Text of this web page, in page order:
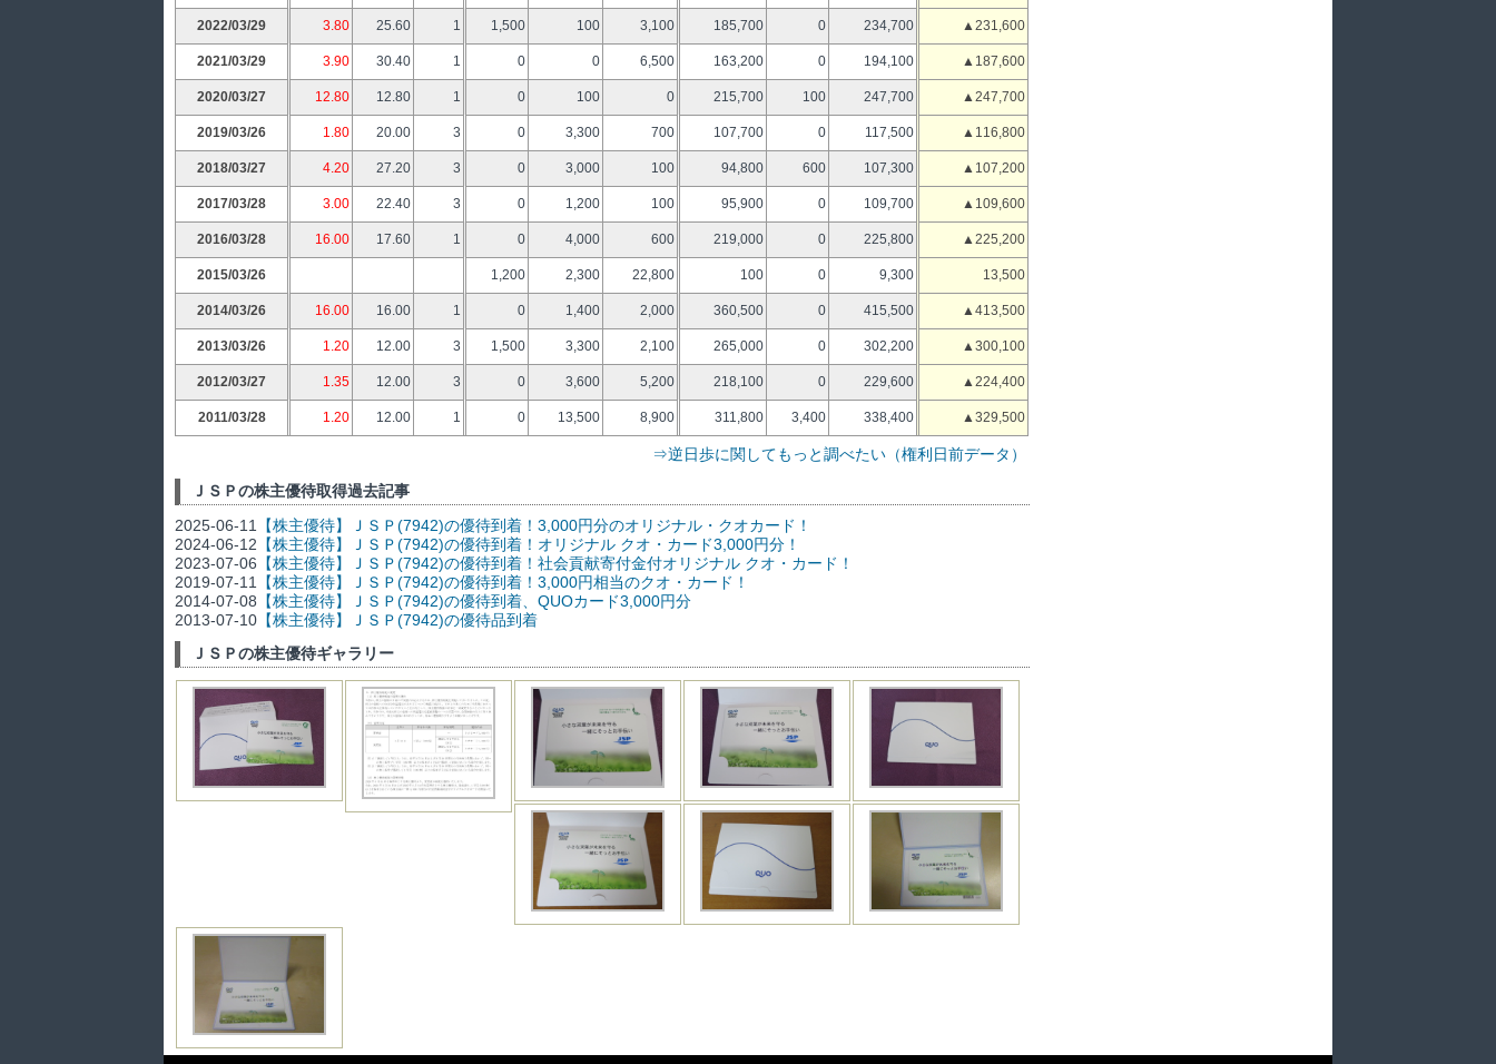
2022/03/29 3.80 25.60 1 1,500 100 3,100 185,700 0 234,700 ▲231,600
2021/03/29 3.90 30.40 1 0 0 6,500 163,200 0 194,100 ▲187,600
2020/03/27 12.80 12.80 1 0 100 0 215,700 100 247,700 ▲247,700
2019/03/26 1.80 20.00 3 0 3,300 700 107,700 0 117,500 ▲116,800
2018/03/27 4.20 27.20 3 0 3,000 100 94,800 600 107,300 ▲107,200
2017/03/28 3.00 22.40 3 0 1,200 100 95,900 0 109,700 ▲109,600
2016/03/28 16.00 17.60 1 0 4,000 600 219,000 0 225,800 ▲225,200
2015/03/26 1,200 2,300 22,800 100 0 9,300 13,500
2014/03/26 16.00 16.00 1 0 1,400 2,000 360,500 0 415,500 ▲413,500
2013/03/26 1.20 12.00 3 1,500 3,300 2,100 265,000 0 302,200 ▲300,100
2012/03/27 1.35 12.00 3 0 3,600 5,200 218,100 0 229,600 ▲224,400
2011/03/28 1.20 12.00 1 0 13,500 8,900 311,800 3,400 338,400 ▲329,500
⇒逆日歩に関してもっと調べたい（権利日前データ）
ＪＳＰの株主優待取得過去記事
2025-06-11
【株主優待】ＪＳＰ(7942)の優待到着！3,000円分のオリジナル・クオカード！
2024-06-12 【株主優待】ＪＳＰ(7942)の優待到着！オリジナル クオ・カード3,000円分！
2023-07-06 【株主優待】ＪＳＰ(7942)の優待到着！社会貢献寄付金付オリジナル クオ・カード！
2019-07-11
【株主優待】ＪＳＰ(7942)の優待到着！3,000円相当のクオ・カード！
2014-07-08 【株主優待】ＪＳＰ(7942)の優待到着、QUOカード3,000円分
2013-07-10 【株主優待】ＪＳＰ(7942)の優待品到着
ＪＳＰの株主優待ギャラリー